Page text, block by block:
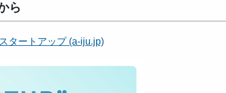
ら
タートアップ (a-iju.jp)